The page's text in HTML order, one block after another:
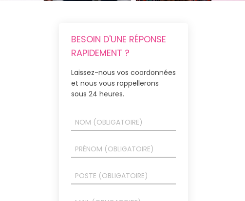
BESOIN D'UNE RÉPONSE
RAPIDEMENT ?
Laissez-nous vos coordonnées
et nous vous rappellerons
sous 24 heures.